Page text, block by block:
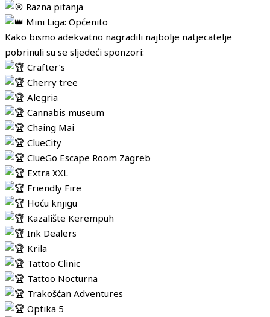
Razna pitanja
Mini Liga: Općenito
Kako bismo adekvatno nagradili najbolje natjecatelje
pobrinuli su se sljedeći sponzori:
Crafter’s
Cherry tree
Alegria
Cannabis museum
Chaing Mai
ClueCity
ClueGo Escape Room Zagreb
Extra XXL
Friendly Fire
Hoću knjigu
Kazalište Kerempuh
Ink Dealers
Krila
Tattoo Clinic
Tattoo Nocturna
Trakošćan Adventures
Optika 5